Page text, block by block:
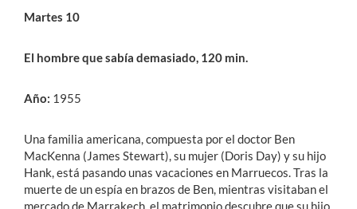
Martes 10
El hombre que sabía demasiado, 120 min.
Año: 1955
Una familia americana, compuesta por el doctor Ben
MacKenna (James Stewart), su mujer (Doris Day) y su hijo
Hank, está pasando unas vacaciones en Marruecos. Tras la
muerte de un espía en brazos de Ben, mientras visitaban el
mercado de Marrakech, el matrimonio descubre que su hijo